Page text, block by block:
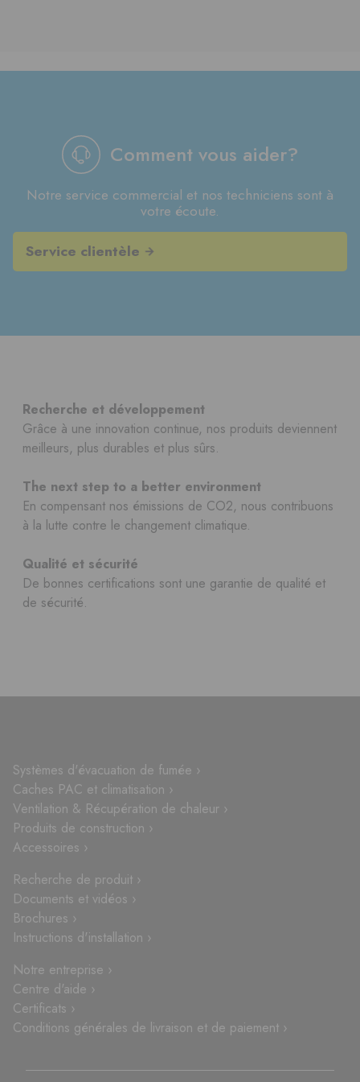
Comment vous aider?
Notre service commercial et nos techniciens sont à
votre écoute.
Service clientèle
Recherche et développement
Grâce à une innovation continue, nos produits deviennent
meilleurs, plus durables et plus sûrs.
The next step to a better environment
En compensant nos émissions de CO2, nous contribuons
à la lutte contre le changement climatique.
Qualité et sécurité
De bonnes certifications sont une garantie de qualité et
de sécurité.
Systèmes d'évacuation de fumée ›
Caches PAC et climatisation ›
Ventilation & Récupération de chaleur ›
Produits de construction ›
Accessoires ›
Recherche de produit ›
Documents et vidéos ›
Brochures ›
Instructions d'installation ›
Notre entreprise ›
Centre d'aide ›
Certificats ›
Conditions générales de livraison et de paiement ›